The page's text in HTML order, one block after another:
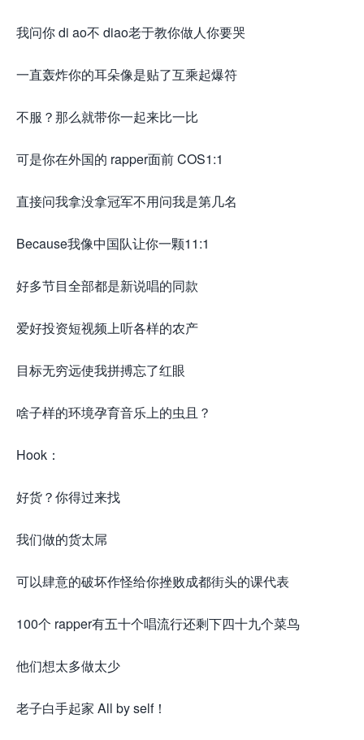
我问你 di ao不 diao老于教你做人你要哭
一直轰炸你的耳朵像是贴了互乘起爆符
不服？那么就带你一起来比一比
可是你在外国的 rapper面前 COS1:1
直接问我拿没拿冠军不用问我是第几名
Because我像中国队让你一颗11:1
好多节目全部都是新说唱的同款
爱好投资短视频上听各样的农产
目标无穷远使我拼搏忘了红眼
啥子样的环境孕育音乐上的虫且？
Hook：
好货？你得过来找
我们做的货太屌
可以肆意的破坏作怪给你挫败成都街头的课代表
100个 rapper有五十个唱流行还剩下四十九个菜鸟
他们想太多做太少
老子白手起家 All by self！